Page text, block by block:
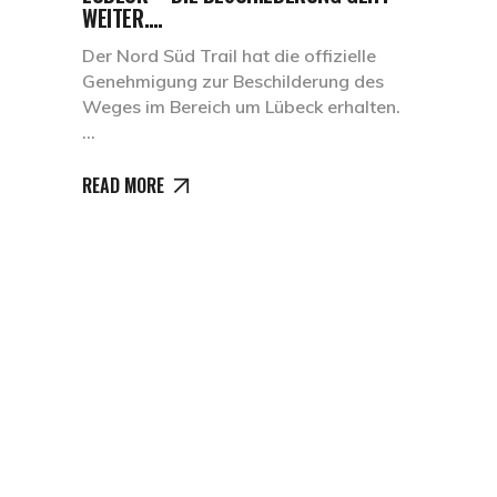
WEITER….
Der Nord Süd Trail hat die offizielle
Genehmigung zur Beschilderung des
Weges im Bereich um Lübeck erhalten.
READ MORE